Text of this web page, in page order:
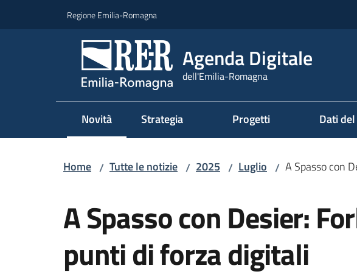
Regione Emilia-Romagna
Agenda Digitale
dell'Emilia-Romagna
Novità
Menu selezionato
Strategia Progetti Dati
Home / Tutte le notizie / 2025 / Luglio / A Spasso con
A Spasso con Desier:
punti di forza digitali